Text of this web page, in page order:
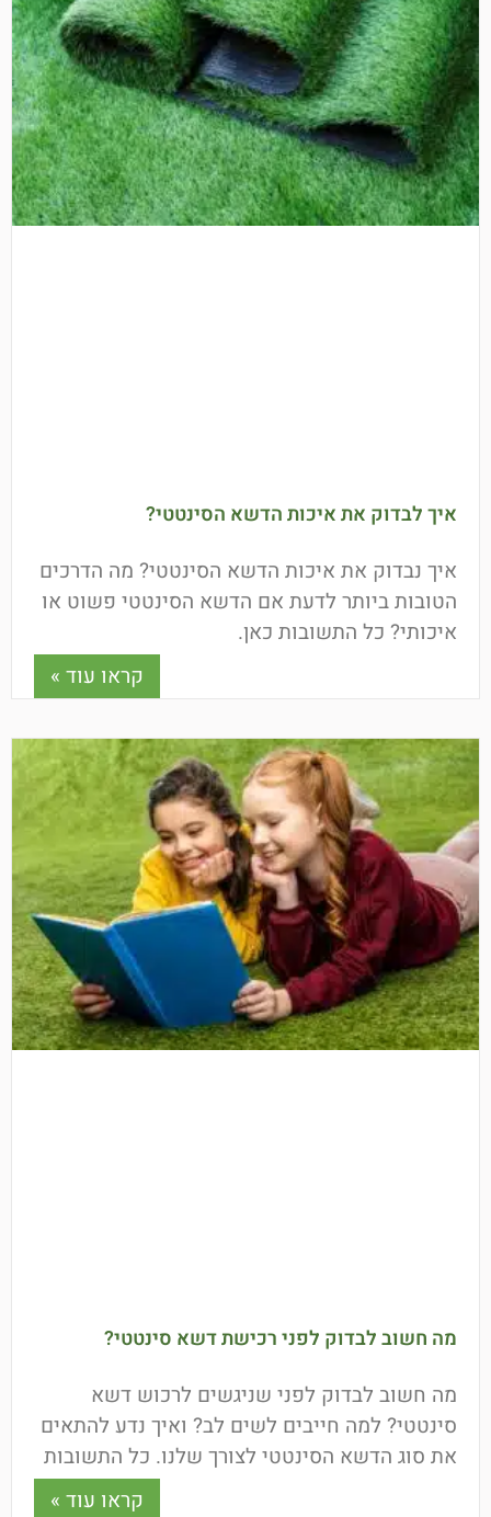
איך לבדוק את איכות הדשא הסינטטי?
איך נבדוק את איכות הדשא הסינטטי? מה הדרכים
הטובות ביותר לדעת אם הדשא הסינטטי פשוט או
איכותי? כל התשובות כאן.
קראו עוד »
מה חשוב לבדוק לפני רכישת דשא סינטטי?
מה חשוב לבדוק לפני שניגשים לרכוש דשא
סינטטי? למה חייבים לשים לב? ואיך נדע להתאים
את סוג הדשא הסינטטי לצורך שלנו. כל התשובות
קראו עוד »